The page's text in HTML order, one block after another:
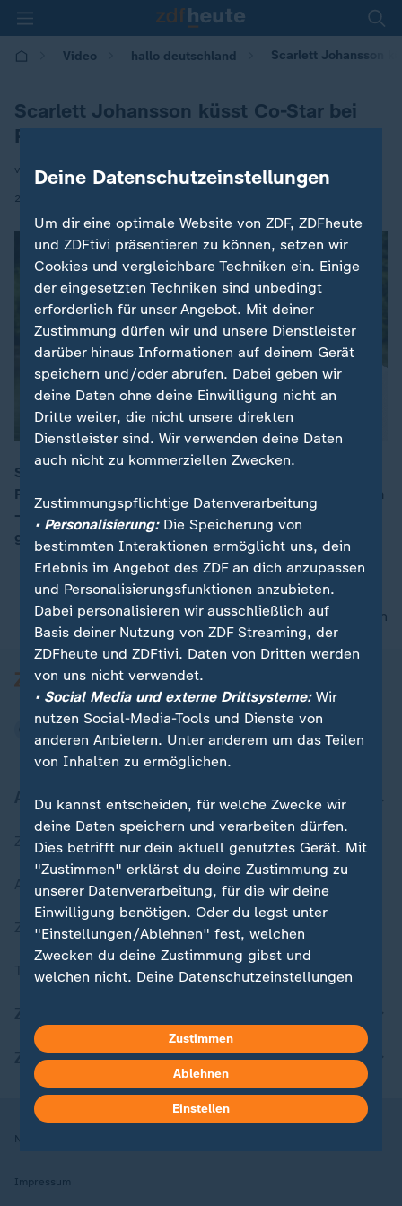
Video hallo deutschland Scarlett Johansson
Scarlett Johansson küsst Co-Star bei
Premiere
von Ulrich Langer
25.06.2025 | 17:15
00:16
Scarlett Johansson küsst Co-Star Jonathan Bailey bei
Premieren für "Jurassic World" in New York und London
– aus Freundschaft. Ihr Ehemann Colin Jost bleibt
gelassen und nimmt's mit Humor.
nach oben
Aktuell bei ZDFheute
Zuletzt veröffentlicht
Aktuelle Sendungs-Videos
ZDFheute Stories
Themen im Überblick
ZDFheute Apps
Nutzungsbedingungen
Impressum
Deine Datenschutzeinstellungen
Um dir eine optimale Website von ZDF, ZDFheute
und ZDFtivi präsentieren zu können, setzen wir
Cookies und vergleichbare Techniken ein. Einige
der eingesetzten Techniken sind unbedingt
erforderlich für unser Angebot. Mit deiner
Zustimmung dürfen wir und unsere Dienstleister
darüber hinaus Informationen auf deinem Gerät
speichern und/oder abrufen. Dabei geben wir
deine Daten ohne deine Einwilligung nicht an
Dritte weiter, die nicht unsere direkten
Dienstleister sind. Wir verwenden deine Daten
auch nicht zu kommerziellen Zwecken.
Zustimmungspflichtige Datenverarbeitung
• Personalisierung:Die Speicherung von
bestimmten Interaktionen ermöglicht uns, dein
Erlebnis im Angebot des ZDF an dich anzupassen
und Personalisierungsfunktionen anzubieten.
Dabei personalisieren wir ausschließlich auf
Basis deiner Nutzung von ZDF Streaming, der
ZDFheute und ZDFtivi. Daten von Dritten werden
von uns nicht verwendet.
• Social Media und externe Drittsysteme:Wir
nutzen Social-Media-Tools und Dienste von
anderen Anbietern. Unter anderem um das Teilen
von Inhalten zu ermöglichen.
Du kannst entscheiden, für welche Zwecke wir
deine Daten speichern und verarbeiten dürfen.
Dies betrifft nur dein aktuell genutztes Gerät. Mit
"Zustimmen" erklärst du deine Zustimmung zu
unserer Datenverarbeitung, für die wir deine
Einwilligung benötigen. Oder du legst unter
"Einstellungen/Ablehnen" fest, welchen
Zwecken du deine Zustimmung gibst und
welchen nicht. Deine Datenschutzeinstellungen
Hier findest du das Impressum.
Weitere Informationen findest du in unserer
Datenschutzerklärung.
Zustimmen
Ablehnen
Einstellen